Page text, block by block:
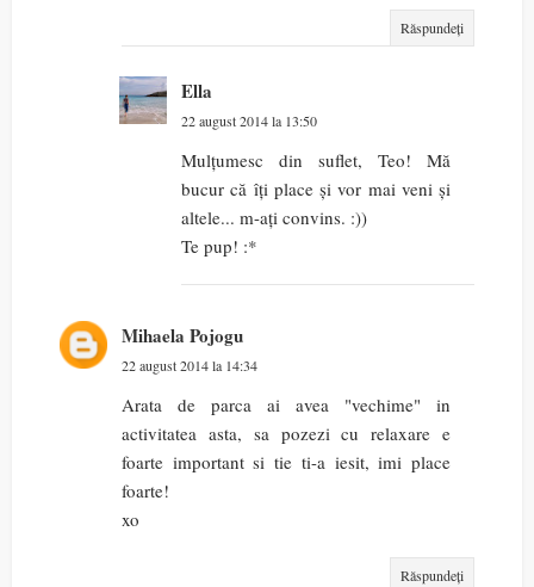
Răspundeți
Ella
22 august 2014 la 13:50
Mulțumesc din suflet, Teo! Mă
bucur că îți place și vor mai veni și
altele... m-ați convins. :))
Te pup! :*
Mihaela Pojogu
22 august 2014 la 14:34
Arata de parca ai avea "vechime" in
activitatea asta, sa pozezi cu relaxare e
foarte important si tie ti-a iesit, imi place
foarte!
xo
Răspundeți